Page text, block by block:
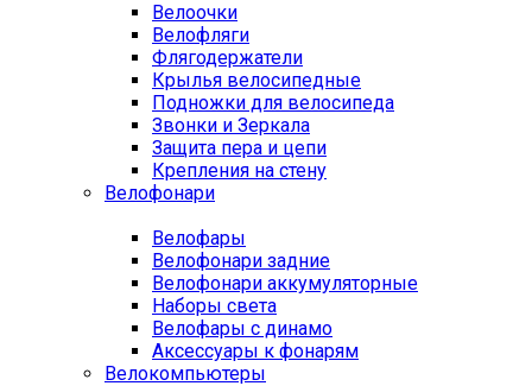
Велоочки
Велофляги
Флягодержатели
Крылья велосипедные
Подножки для велосипеда
Звонки и Зеркала
Защита пера и цепи
Крепления на стену
Велофонари
Велофары
Велофонари задние
Велофонари аккумуляторные
Наборы света
Велофары с динамо
Аксессуары к фонарям
Велокомпьютеры